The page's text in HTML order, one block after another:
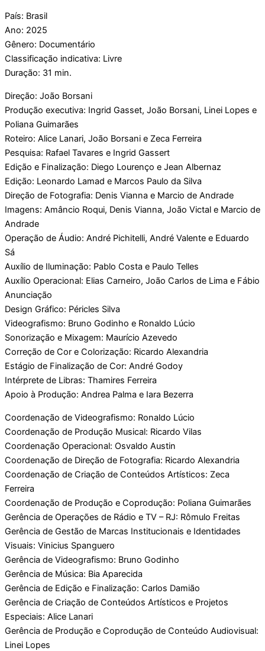
País: Brasil
Ano: 2025
Gênero: Documentário
Classificação indicativa: Livre
Duração: 31 min.
Direção: João Borsani
Produção executiva: Ingrid Gasset, João Borsani, Linei Lopes e
Poliana Guimarães
Roteiro: Alice Lanari, João Borsani e Zeca Ferreira
Pesquisa: Rafael Tavares e Ingrid Gassert
Edição e Finalização: Diego Lourenço e Jean Albernaz
Edição: Leonardo Lamad e Marcos Paulo da Silva
Direção de Fotografia: Denis Vianna e Marcio de Andrade
Imagens: Amâncio Roqui, Denis Vianna, João Victal e Marcio de
Andrade
Operação de Áudio: André Pichitelli, André Valente e Eduardo
Sá
Auxílio de Iluminação: Pablo Costa e Paulo Telles
Auxílio Operacional: Elias Carneiro, João Carlos de Lima e Fábio
Anunciação
Design Gráfico: Péricles Silva
Videografismo: Bruno Godinho e Ronaldo Lúcio
Sonorização e Mixagem: Maurício Azevedo
Correção de Cor e Colorização: Ricardo Alexandria
Estágio de Finalização de Cor: André Godoy
Intérprete de Libras: Thamires Ferreira
Apoio à Produção: Andrea Palma e Iara Bezerra
Coordenação de Videografismo: Ronaldo Lúcio
Coordenação de Produção Musical: Ricardo Vilas
Coordenação Operacional: Osvaldo Austin
Coordenação de Direção de Fotografia: Ricardo Alexandria
Coordenação de Criação de Conteúdos Artísticos: Zeca
Ferreira
Coordenação de Produção e Coprodução: Poliana Guimarães
Gerência de Operações de Rádio e TV – RJ: Rômulo Freitas
Gerência de Gestão de Marcas Institucionais e Identidades
Visuais: Vinicius Spanguero
Gerência de Videografismo: Bruno Godinho
Gerência de Música: Bia Aparecida
Gerência de Edição e Finalização: Carlos Damião
Gerência de Criação de Conteúdos Artísticos e Projetos
Especiais: Alice Lanari
Gerência de Produção e Coprodução de Conteúdo Audiovisual:
Linei Lopes